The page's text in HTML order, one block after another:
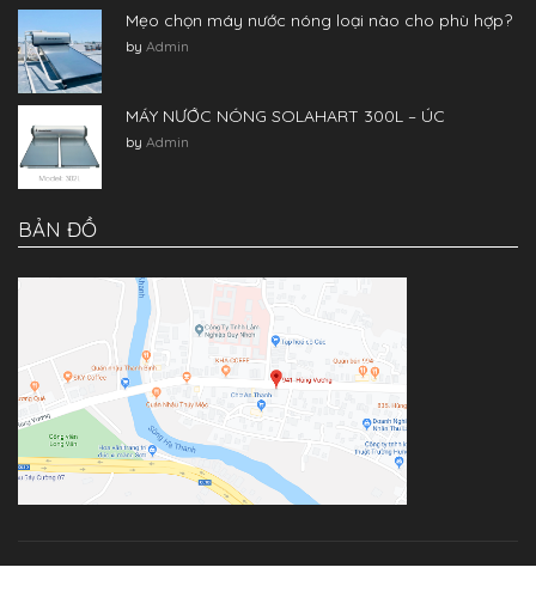
Mẹo chọn máy nước nóng loại nào cho phù hợp?
by Admin
MÁY NƯỚC NÓNG SOLAHART 300L – ÚC
by Admin
BẢN ĐỒ